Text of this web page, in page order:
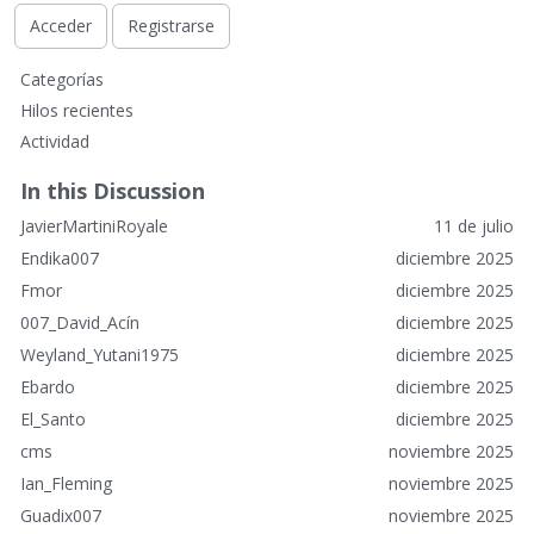
Acceder Registrarse
E
n
a
c
e
s
r
á
p
d
o
s
Categorías
Hilos recientes
Actividad
In this Discussion
11 de julio
JavierMartiniRoyale
diciembre 2025
Endika007
diciembre 2025
Fmor
diciembre 2025
007_David_Acín
diciembre 2025
Weyland_Yutani1975
diciembre 2025
Ebardo
diciembre 2025
El_Santo
noviembre 2025
cms
noviembre 2025
Ian_Fleming
noviembre 2025
Guadix007